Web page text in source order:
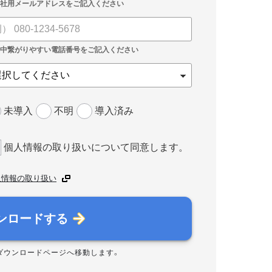
未導入 不明 導入済み
個人情報の取り扱いについて同意します。
報の取り扱い
ロードする
ウンロードページへ移動します。